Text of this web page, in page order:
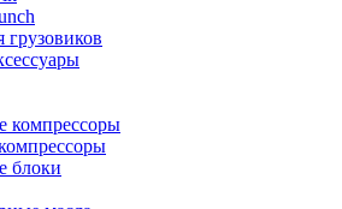
компрессоры
блоки